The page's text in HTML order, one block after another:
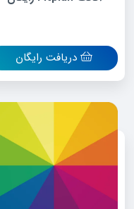
دریافت رایگان